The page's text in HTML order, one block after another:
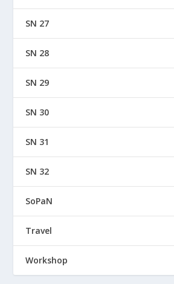
SN 27
SN 28
SN 29
SN 30
SN 31
SN 32
SoPaN
Travel
Workshop